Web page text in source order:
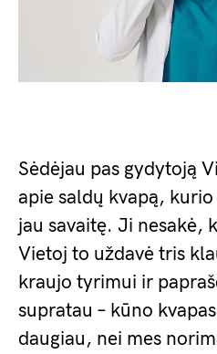
Sėdėjau pas gydytoją
apie saldų kvapą,
jau savaitę. Ji nesakė,
Vietoj to uždavė tris
kraujo tyrimui ir
supratau – kūno
daugiau, nei mes